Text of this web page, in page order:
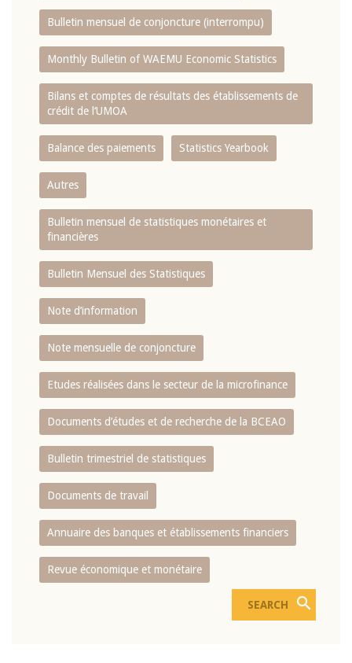
Bulletin mensuel de conjoncture (interrompu)
Monthly Bulletin of WAEMU Economic Statistics
Bilans et comptes de résultats des établissements de
crédit de l‘UMOA
Balance des paiements Statistics Yearbook
Autres
Bulletin mensuel de statistiques monétaires et
financières
Bulletin Mensuel des Statistiques
Note d’information
Note mensuelle de conjoncture
Etudes réalisées dans le secteur de la microfinance
Documents d’études et de recherche de la BCEAO
Bulletin trimestriel de statistiques
Documents de travail
Annuaire des banques et établissements financiers
Revue économique et monétaire